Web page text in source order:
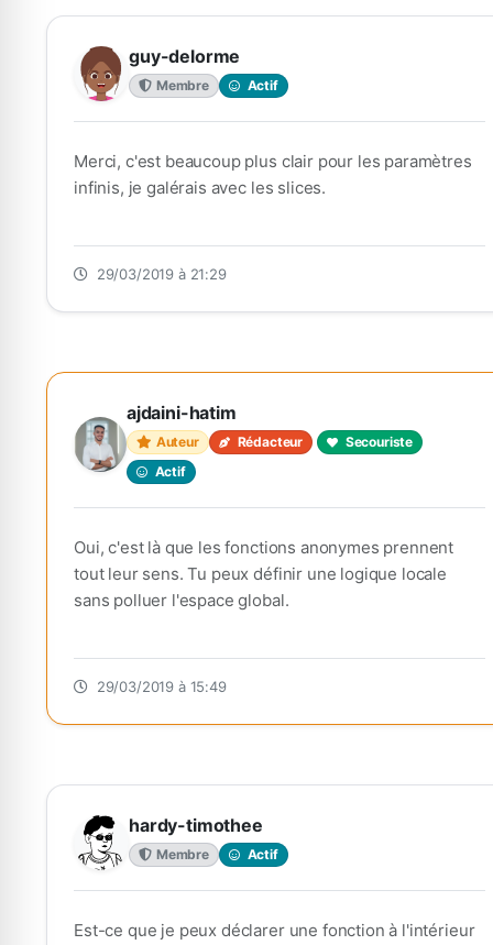
guy-delorme
Membre Actif
Merci, c'est beaucoup plus clair pour les paramètres
infinis, je galérais avec les slices.
29/03/2019 à 21:29
ajdaini-hatim
Auteur Rédacteur
Secouriste
Actif
Oui, c'est là que les fonctions anonymes prennent
tout leur sens. Tu peux définir une logique locale
sans polluer l'espace global.
29/03/2019 à 15:49
hardy-timothee
Membre Actif
Est-ce que je peux déclarer une fonction à l'intérieur